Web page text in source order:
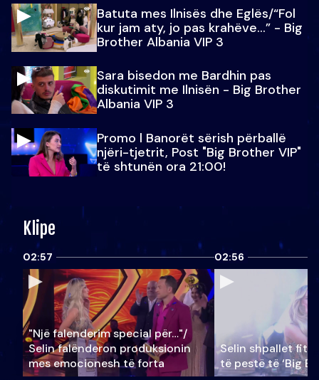
Batuta mes Ilnisës dhe Eglës/“Fol
kur jam aty, jo pas krahëve…” - Big
Brother Albania VIP 3
Sara bisedon me Bardhin pas
diskutimit me Ilnisën - Big Brother
Albania VIP 3
Promo l Banorët sërish përballë
njëri-tjetrit, Post "Big Brother VIP"
të shtunën ora 21:00!
Klipe
02:57
"Një falenderim special për…"/
Selin falënderon produksionin
mes emocionesh të forta
02:56
Selin shpallet
të pestë të ‘Big